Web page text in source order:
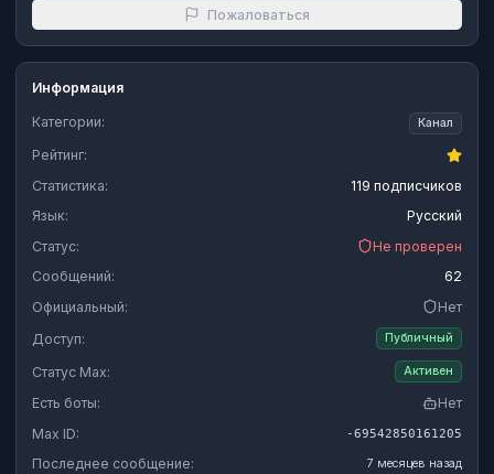
Пожаловаться
Информация
Категории: Канал
Рейтинг:
Статистика:
119 подписчиков
Язык:
Русский
Статус:
Не проверен
Сообщений:
62
Официальный:
Нет
Доступ:
Публичный
Статус Max: Активен
Есть боты:
Нет
Max ID:
-69542850161205
Последнее сообщение: 7 месяцев назад